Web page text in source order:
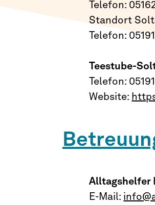
Telefon:
Standort
Telefon:
Teestube-
Telefon:
Website:
Alltagshelfer
E-Mail: